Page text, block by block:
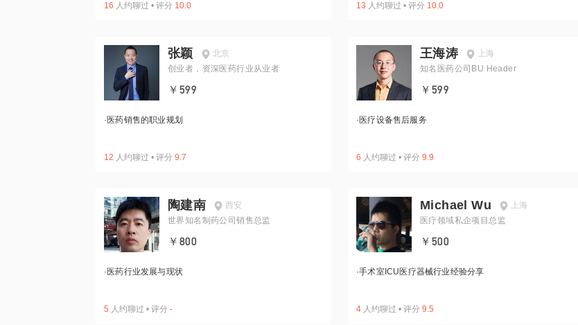
16 人约聊过 • 评分 10.0 13 人约聊过 • 评分 10.0
张颖
北京
创业者，资深医药行业从业者
￥599
· 医药销售的职业规划
12 人约聊过 • 评分 9.7
王海涛
上海
知名医药公司BU Header
￥599
· 医疗设备售后服务
6 人约聊过 • 评分 9.9
陶建南
西安
世界知名制药公司销售总监
￥800
· 医药行业发展与现状
5 人约聊过 • 评分 -
Michael Wu
上海
医疗领域私企项目总监
￥500
·手术室ICU医疗器械行业经验分享
4 人约聊过 • 评分 9.5